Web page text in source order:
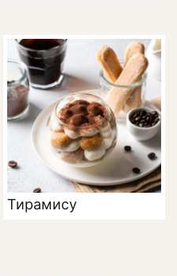
Тирамису